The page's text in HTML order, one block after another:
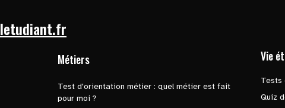
letudiant.fr
Métiers
Test d'orientation métier : quel métier est fait
pour moi ?
Vie
Tests
Quiz